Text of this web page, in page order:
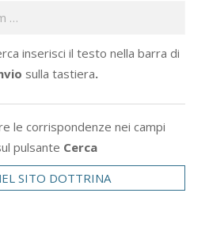
inserisci il testo nella barra di
sulla tastiera.
le corrispondenze nei campi
pulsante Cerca
SITO DOTTRINA